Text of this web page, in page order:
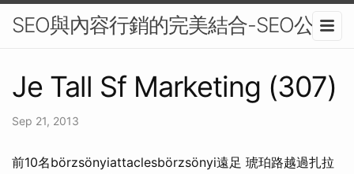
SEO與內容行銷的完美結合-SEO公司
Je Tall Sf Marketing (307)
Sep 21, 2013
前10名börzsönyiattaclesbörzsönyi遠足 琥珀路越過扎拉